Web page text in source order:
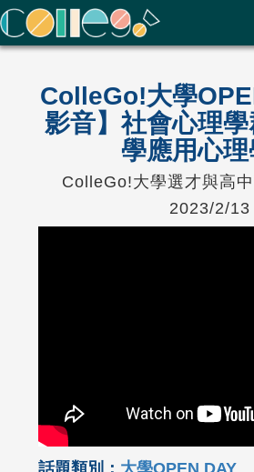
ColleGo! 大學選才與高中育才輔助系統
ColleGo!大學
影音】社會心理
學應用心
ColleGo!大學選才與高
2023/2/13